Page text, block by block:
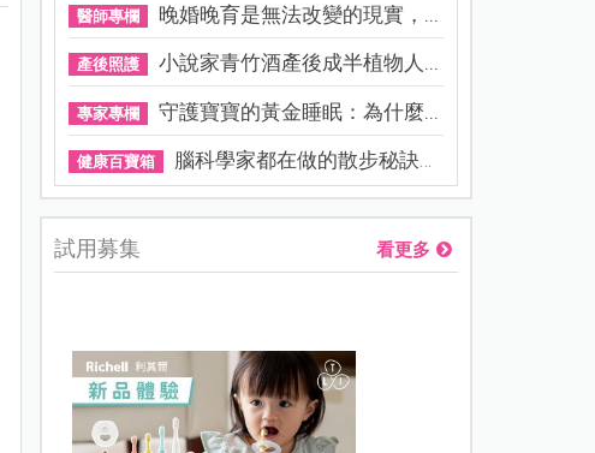
醫師專欄 晚婚晚育是無法改變的現實，...
產後照護 小說家青竹酒產後成半植物人...
專家專欄 守護寶寶的黃金睡眠：為什麼...
健康百寶箱 腦科學家都在做的散步秘訣！...
試用募集 看更多